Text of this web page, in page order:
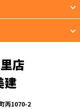
店
建
丙1070-2